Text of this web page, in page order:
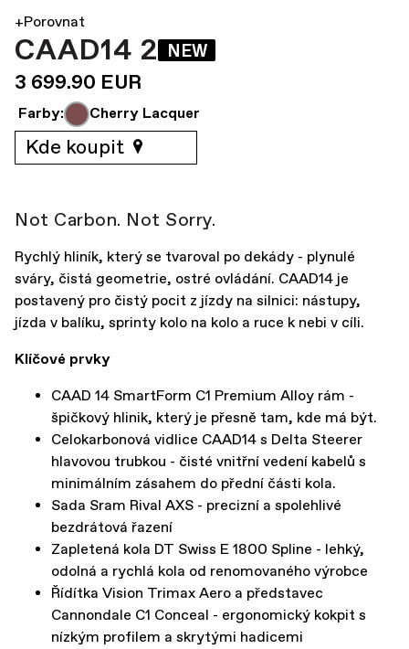
+Porovnat
CAAD14 2 NEW
3 699.90 EUR
Farby: Cherry Lacquer
Kde koupit
Not Carbon. Not Sorry.
Rychlý hliník, který se tvaroval po dekády - plynulé
sváry, čistá geometrie, ostré ovládání. CAAD14 je
postavený pro čistý pocit z jízdy na silnici: nástupy,
jízda v balíku, sprinty kolo na kolo a ruce k nebi v cíli.
Klíčové prvky
CAAD 14 SmartForm C1 Premium Alloy rám -
špičkový hlinik, který je přesně tam, kde má být.
Celokarbonová vidlice CAAD14 s Delta Steerer
hlavovou trubkou - čisté vnitřní vedení kabelů s
minimálním zásahem do přední části kola.
Sada Sram Rival AXS - precizní a spolehlivé
bezdrátová řazení
Zapletená kola DT Swiss E 1800 Spline - lehký,
odolná a rychlá kola od renomovaného výrobce
Řídítka Vision Trimax Aero a představec
Cannondale C1 Conceal - ergonomický kokpit s
nízkým profilem a skrytými hadicemi